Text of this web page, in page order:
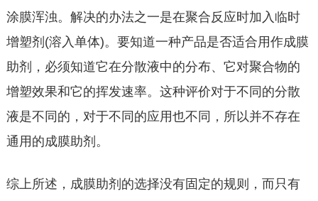
涂膜浑浊。解决的办法之一是在聚合反应时加入临时
增塑剂(溶入单体)。要知道一种产品是否适合用作成膜
助剂，必须知道它在分散液中的分布、它对聚合物的
增塑效果和它的挥发速率。这种评价对于不同的分散
液是不同的，对于不同的应用也不同，所以并不存在
通用的成膜助剂。
综上所述，成膜助剂的选择没有固定的规则，而只有